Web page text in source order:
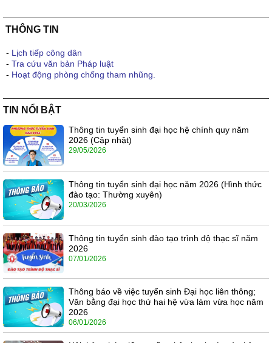
THÔNG TIN
- Lịch tiếp công dân
- Tra cứu văn bản Pháp luật
- Hoạt động phòng chống tham nhũng.
TIN NỔI BẬT
Thông tin tuyển sinh đại học hệ chính quy năm
2026 (Cập nhật)
29/05/2026
Thông tin tuyển sinh đại học năm 2026 (Hình thức
đào tạo: Thường xuyên)
20/03/2026
Thông tin tuyển sinh đào tạo trình độ thạc sĩ năm
2026
07/01/2026
Thông báo về việc tuyển sinh Đại học liên thông;
Văn bằng đại học thứ hai hệ vừa làm vừa học năm
2026
06/01/2026